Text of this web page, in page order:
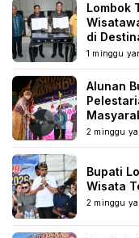
Lombok
di
1 minggu
Alunan
2 minggu
Bupati
Wisata
2 minggu